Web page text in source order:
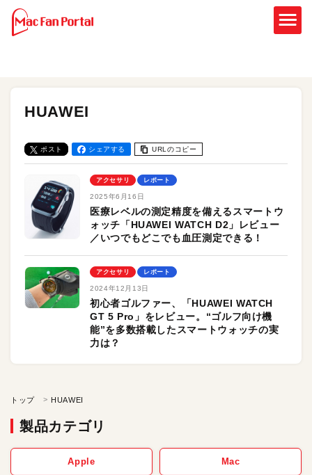
HUAWEI
ポスト シェアする URLのコピー
アクセサリ レポート
2025年6月16日
医療レベルの測定精度を備えるスマートウ
ォッチ「HUAWEI WATCH D2」レビュー
／いつでもどこでも血圧測定できる！
アクセサリ レポート
2024年12月13日
初心者ゴルファー、「HUAWEI WATCH
GT 5 Pro」をレビュー。“ゴルフ向け機
能”を多数搭載したスマートウォッチの実
力は？
トップ HUAWEI
製品カテゴリ
Apple Mac